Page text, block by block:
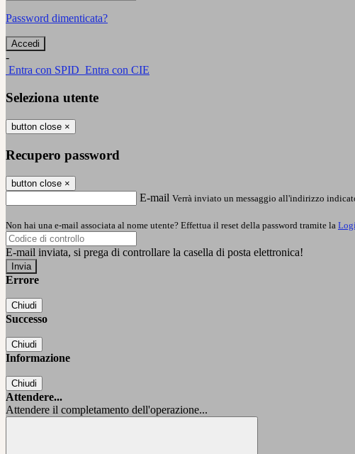
Password dimenticata?
-
Entra con SPID Entra con CIE
Seleziona utente
button close ×
Recupero password
button close ×
E-mail Verrà inviato un messaggio all'indirizzo
Non hai una e-mail associata al nome utente? Effettua il reset della password tramite la
E-mail inviata, si prega di controllare la casella di posta elettronica!
Errore
Chiudi
Successo
Chiudi
Informazione
Chiudi
Attendere...
Attendere il completamento dell'operazione...